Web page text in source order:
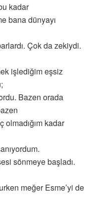
kadar
bana dünyayı
Çok da zekiydi.
işlediğim eşsiz
Bazen orada
olmadığım kadar
sönmeye başladı.
meğer Esme’yi de